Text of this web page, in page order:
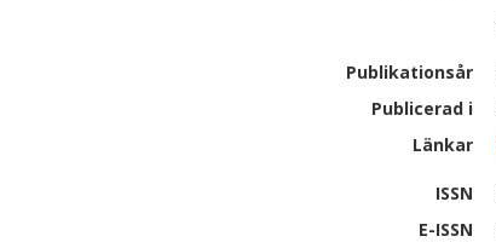
Publikationsår
Publicerad i
Länkar
ISSN
E-ISSN